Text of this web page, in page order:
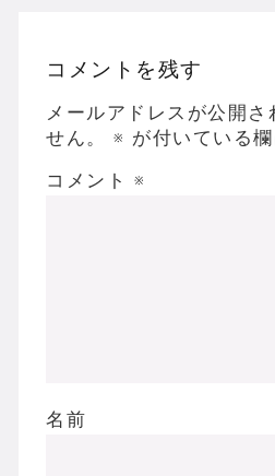
Powered by livedoor 相
コメントを残す
メールアドレスが公開さ
せん。
※ が付いている
コメント ※
名前